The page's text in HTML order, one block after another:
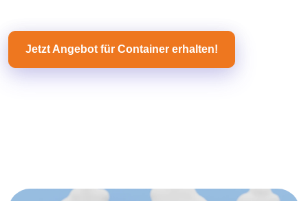
Jetzt Angebot für Container erhalten!